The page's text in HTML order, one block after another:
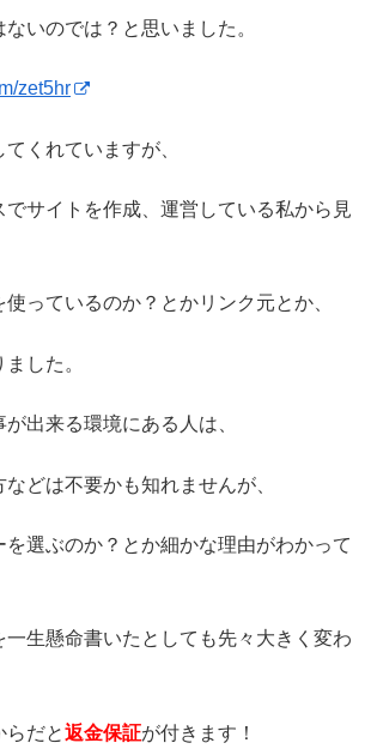
いのでは？と思いました。
zet5hr
くれていますが、
でサイトを作成、運営している私から見
っているのか？とかリンク元とか、
した。
出来る環境にある人は、
どは不要かも知れませんが、
を選ぶのか？とか細かな理由がわかって
一生懸命書いたとしても先々大きく変わ
らだと返金保証が付きます！